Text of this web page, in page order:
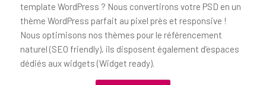
template WordPress ? Nous convertirons votre PSD en un
thème WordPress parfait au pixel près et responsive !
Nous optimisons nos thèmes pour le référencement
naturel (SEO friendly), ils disposent également d’espaces
dédiés aux widgets (Widget ready).